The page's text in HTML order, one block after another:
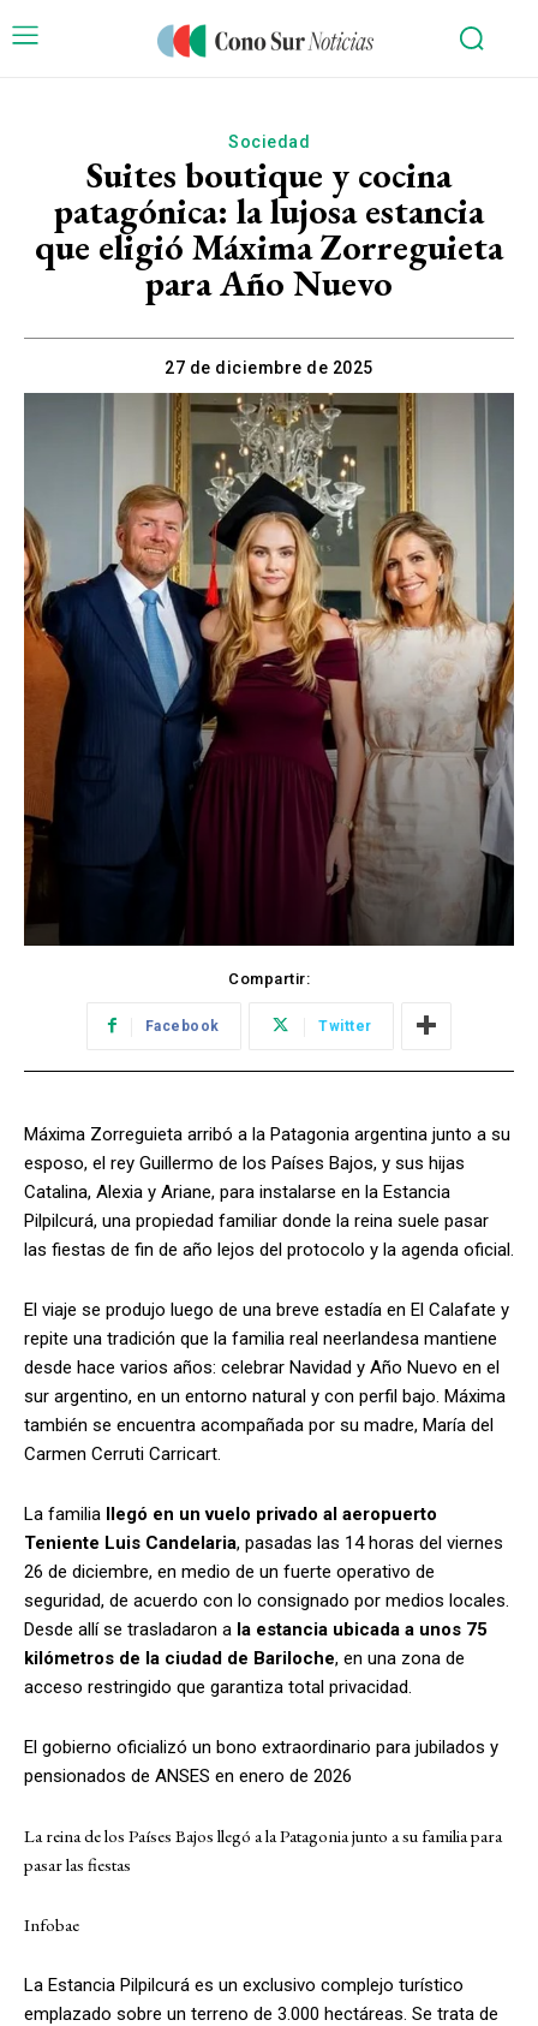
Sociedad
Suites boutique y cocina
patagónica: la lujosa estancia
que eligió Máxima Zorreguieta
para Año Nuevo
27 de diciembre de 2025
Compartir:
Facebook Twitter
Máxima Zorreguieta arribó a la Patagonia argentina junto a su
esposo, el rey Guillermo de los Países Bajos, y sus hijas
Catalina, Alexia y Ariane, para instalarse en la Estancia
Pilpilcurá, una propiedad familiar donde la reina suele pasar
las fiestas de fin de año lejos del protocolo y la agenda oficial.
El viaje se produjo luego de una breve estadía en El Calafate y
repite una tradición que la familia real neerlandesa mantiene
desde hace varios años: celebrar Navidad y Año Nuevo en el
sur argentino, en un entorno natural y con perfil bajo. Máxima
también se encuentra acompañada por su madre, María del
Carmen Cerruti Carricart.
La familia llegó en un vuelo privado al aeropuerto
Teniente Luis Candelaria, pasadas las 14 horas del viernes
26 de diciembre, en medio de un fuerte operativo de
seguridad, de acuerdo con lo consignado por medios locales.
Desde allí se trasladaron a la estancia ubicada a unos 75
kilómetros de la ciudad de Bariloche, en una zona de
acceso restringido que garantiza total privacidad.
El gobierno oficializó un bono extraordinario para jubilados y
pensionados de ANSES en enero de 2026
La reina de los Países Bajos llegó a la Patagonia junto a su familia para
pasar las fiestas
Infobae
La Estancia Pilpilcurá es un exclusivo complejo turístico
emplazado sobre un terreno de 3.000 hectáreas. Se trata de